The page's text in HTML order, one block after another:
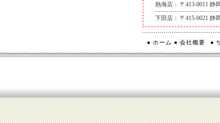
熱海店： 〒413-0011 静
下田店： 〒415-0021 静
● ホーム ● 会社概要 ●